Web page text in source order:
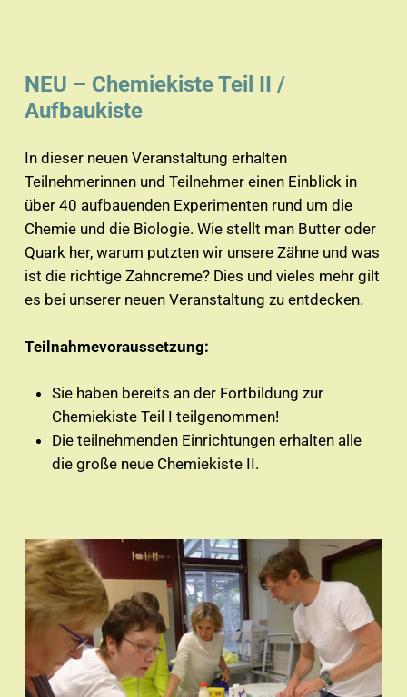
NEU – Chemiekiste Teil II /
Aufbaukiste
In dieser neuen Veranstaltung erhalten
Teilnehmerinnen und Teilnehmer einen Einblick in
über 40 aufbauenden Experimenten rund um die
Chemie und die Biologie. Wie stellt man Butter oder
Quark her, warum putzten wir unsere Zähne und was
ist die richtige Zahncreme? Dies und vieles mehr gilt
es bei unserer neuen Veranstaltung zu entdecken.
Teilnahmevoraussetzung:
Sie haben bereits an der Fortbildung zur
Chemiekiste Teil I teilgenommen!
Die teilnehmenden Einrichtungen erhalten alle
die große neue Chemiekiste II.